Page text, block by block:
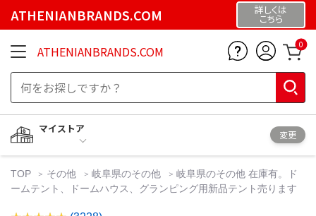
ATHENIANBRANDS.COM 詳しくは
こちら
ATHENIANBRANDS.COM 0
マイストア
変更
TOP その他 岐阜県のその他
岐阜県のその他 在庫有。ド
ームテント、ドームハウス、グランピング用新品テント売ります